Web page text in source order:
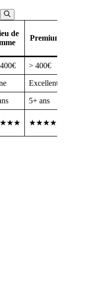
de
Premium
> 400€
Excellente
5+ ans
★★★★